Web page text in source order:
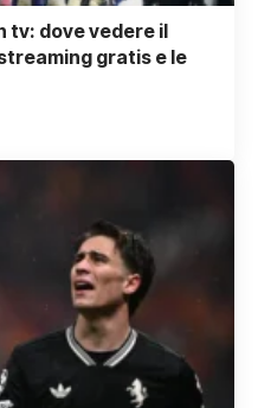
tv: dove vedere il
gratis e le